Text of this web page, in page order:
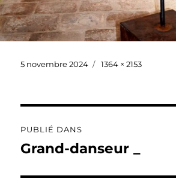
Publié
5 novembre 2024
Taille
1364 × 2153
de
PUBLIÉ DANS
Grand-danseur _